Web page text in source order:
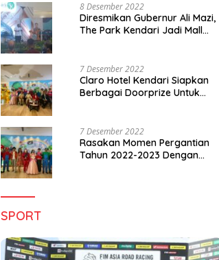
8 Desember 2022
Diresmikan Gubernur Ali Mazi,
The Park Kendari Jadi Mall
7 Desember 2022
Claro Hotel Kendari Siapkan
Berbagai Doorprize Untuk
7 Desember 2022
Rasakan Momen Pergantian
Tahun 2022-2023 Dengan
SPORT